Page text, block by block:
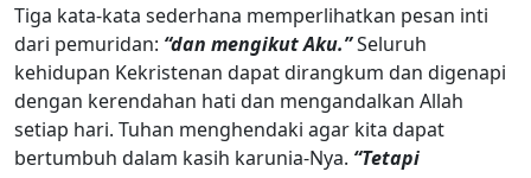
Tiga kata-kata sederhana memperlihatkan pesan inti
dari pemuridan: “dan mengikut Aku.”Seluruh
kehidupan Kekristenan dapat dirangkum dan digenapi
dengan kerendahan hati dan mengandalkan Allah
setiap hari. Tuhan menghendaki agar kita dapat
bertumbuh dalam kasih karunia-Nya. “Tetapi